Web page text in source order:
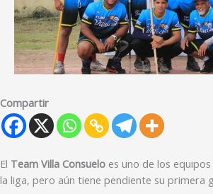
Compartir
El Team Villa Consuelo es uno de los
la liga, pero aún tiene pendiente su primera